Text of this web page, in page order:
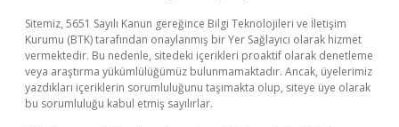
Sitemiz, 5651 Sayılı Kanun gereğince Bilgi Teknolojileri ve İletişim
Kurumu (BTK) tarafından onaylanmış bir Yer Sağlayıcı olarak hizmet
vermektedir. Bu nedenle, sitedeki içerikleri proaktif olarak denetleme
veya araştırma yükümlülüğümüz bulunmamaktadır. Ancak, üyelerimiz
yazdıkları içeriklerin sorumluluğunu taşımakta olup, siteye üye olarak
bu sorumluluğu kabul etmiş sayılırlar.